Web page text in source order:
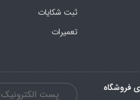
ثبت شکایات
تعمیرات
فروشگاه